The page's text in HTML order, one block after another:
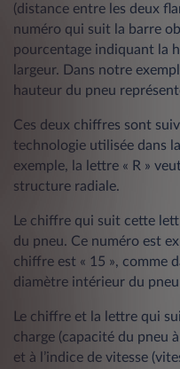
(distance entre les deux
numéro qui suit la barre
pourcentage indiquant la
largeur. Dans notre
hauteur du pneu
Ces deux chiffres sont
technologie utilisée dans
exemple, la lettre « R »
structure radiale.
Le chiffre qui suit cette
du pneu. Ce numéro est
chiffre est « 15 », comme
diamètre intérieur du
Le chiffre et la lettre qui
charge (capacité du pneu
et à l’indice de vitesse